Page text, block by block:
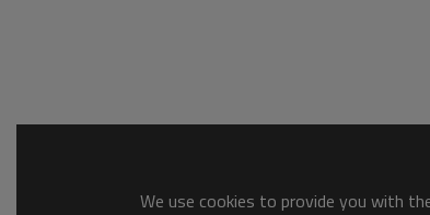
We use cookies to provide you with